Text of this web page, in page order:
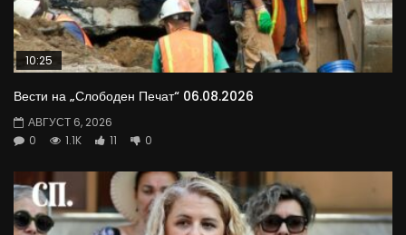
10:25
Вести на „Слободен Печат“ 06.08.2026
АВГУСТ 6, 2026
0
1.1K 11 0